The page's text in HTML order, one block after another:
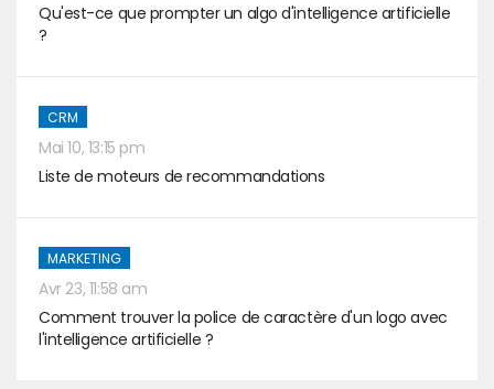
Qu'est-ce que prompter un algo d'intelligence artificielle
?
CRM
Mai 10, 13:15 pm
Liste de moteurs de recommandations
MARKETING
Avr 23, 11:58 am
Comment trouver la police de caractère d'un logo avec
l'intelligence artificielle ?